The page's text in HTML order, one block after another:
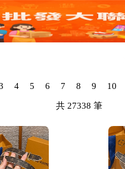
4 5 6 7 8 9 10
共27338 筆